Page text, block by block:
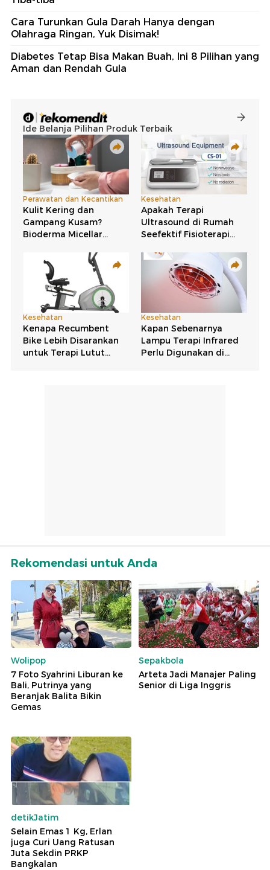
Cara Turunkan Gula Darah Hanya dengan
Olahraga Ringan, Yuk Disimak!
Diabetes Tetap Bisa Makan Buah, Ini 8 Pilihan yang
Aman dan Rendah Gula
Rekomendasi untuk Anda
Wolipop
7 Foto Syahrini Liburan ke
Bali, Putrinya yang
Beranjak Balita Bikin
Gemas
Sepakbola
Arteta Jadi Manajer Paling
Senior di Liga Inggris
detikJatim
Selain Emas 1 Kg, Erlan
juga Curi Uang Ratusan
Juta Sekdin PRKP
Bangkalan